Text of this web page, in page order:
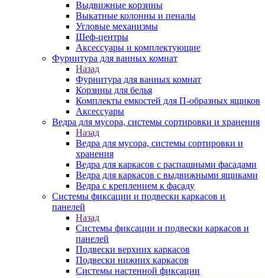
Выдвижные корзины
Выкатные колонны и пеналы
Угловые механизмы
Шеф-центры
Аксессуары и комплектующие
Фурнитура для ванных комнат
Назад
Фурнитура для ванных комнат
Корзины для белья
Комплекты емкостей для П-образных ящиков
Аксессуары
Ведра для мусора, системы сортировки и хранения
Назад
Ведра для мусора, системы сортировки и
хранения
Ведра для каркасов с распашными фасадами
Ведра для каркасов с выдвижными ящиками
Ведра с креплением к фасаду
Системы фиксации и подвески каркасов и
панелей
Назад
Системы фиксации и подвески каркасов и
панелей
Подвески верхних каркасов
Подвески нижних каркасов
Системы настенной фиксации